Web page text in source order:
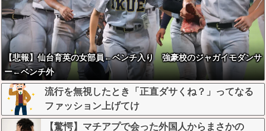
【悲報】仙台育英の女部員←ベンチ入り 強豪校のジャガイモダンサ
ー←ベンチ外
流行を無視したとき「正直ダサくね？」ってなる
ファッション上げてけ
【驚愕】マチアプで会った外国人からまさかの